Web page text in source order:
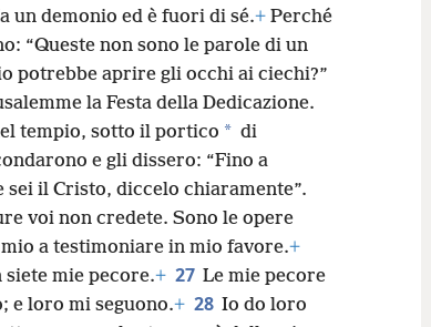
un demonio ed è fuori di sé.+ Perché
“Queste non sono le parole di un
potrebbe aprire gli occhi ai ciechi?”
la Festa della Dedicazione.
tempio, sotto il portico * di
e gli dissero: “Fino a
sei il Cristo, diccelo chiaramente”.
voi non credete. Sono le opere
a testimoniare in mio favore.+
mie pecore.+ 27 Le mie pecore
e loro mi seguono.+ 28 Io do loro